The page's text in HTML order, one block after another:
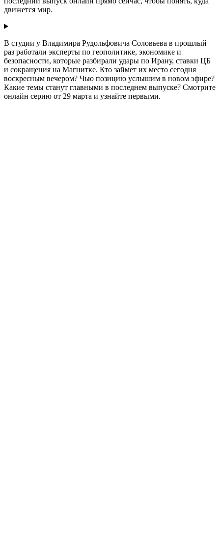
движется мир.
В студии у Владимира Рудольфовича Соловьева в прошлый
раз работали эксперты по геополитике, экономике и
безопасности, которые разбирали удары по Ирану, ставки ЦБ
и сокращения на Магнитке. Кто займет их место сегодня
воскресным вечером? Чью позицию услышим в новом эфире?
Какие темы станут главными в последнем выпуске? Смотрите
онлайн серию от 29 марта и узнайте первыми.